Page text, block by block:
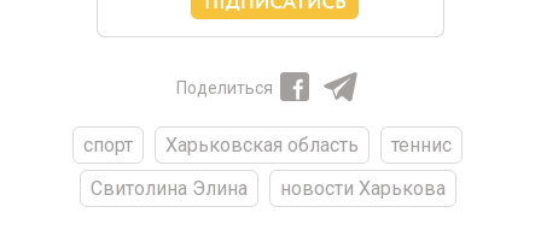
Поделиться
спорт Харьковская область
теннис
Свитолина Элина
новости Харькова